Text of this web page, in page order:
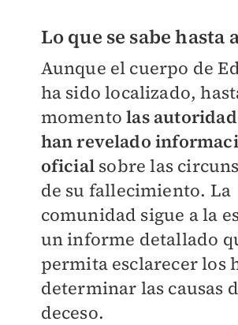
Lo que se sabe hasta
Aunque el cuerpo de
ha sido localizado,
momento las
han revelado
oficialsobre las
de su fallecimiento. La
comunidad sigue a la
un informe detallado
permita esclarecer los
determinar las causas
deceso.